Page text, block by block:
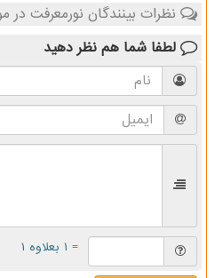
نظرات بینندگان نورمعرفت در
لطفا شما هم نظر دهید
= ۱ بعلاوه ۱